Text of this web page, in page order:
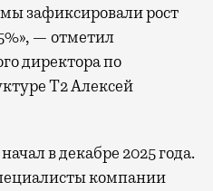
зафиксировали рост
— отметил
директора по
Т2 Алексей
в декабре 2025 года.
компании